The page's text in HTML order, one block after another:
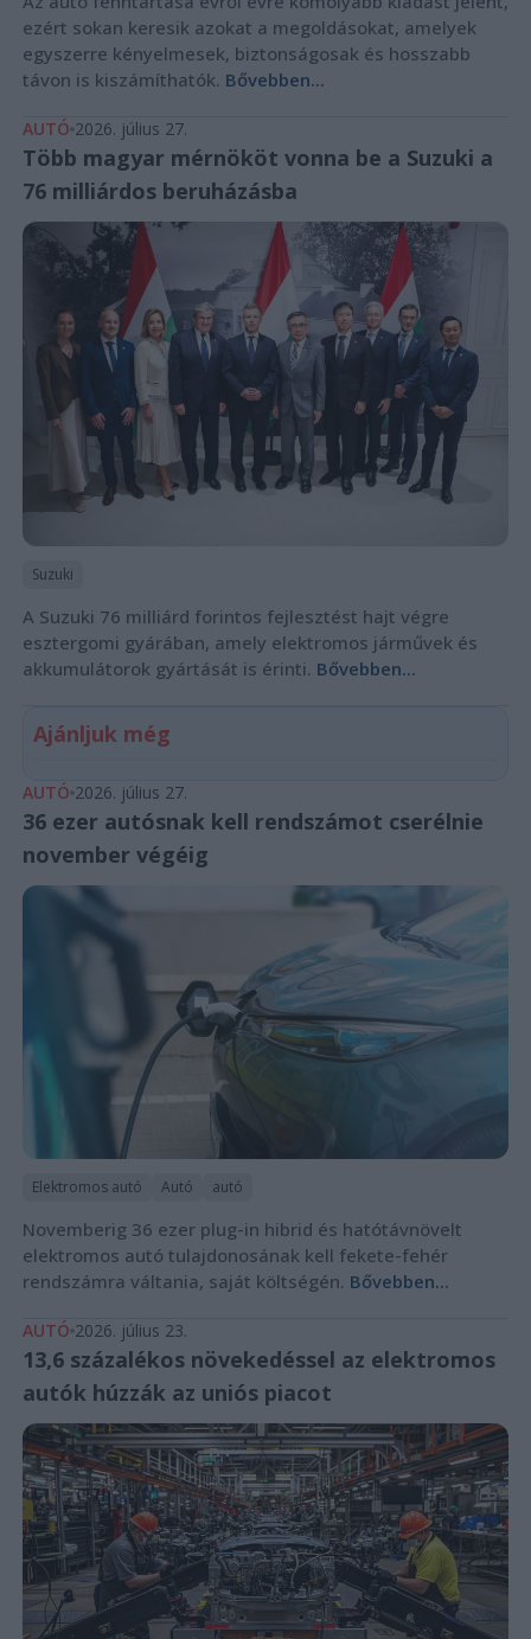
ezért sokan keresik azokat a megoldásokat, amelyek
egyszerre kényelmesek, biztonságosak és hosszabb
távon is kiszámíthatók. Bővebben...
AUTÓ 2026. július 27.
Több magyar mérnököt vonna be a Suzuki a
76 milliárdos beruházásba
Suzuki
A Suzuki 76 milliárd forintos fejlesztést hajt végre
esztergomi gyárában, amely elektromos járművek és
akkumulátorok gyártását is érinti. Bővebben...
Ajánljuk még
AUTÓ 2026. július 27.
36 ezer autósnak kell rendszámot cserélnie
november végéig
Elektromos autó Autó autó
Novemberig 36 ezer plug-in hibrid és hatótávnövelt
elektromos autó tulajdonosának kell fekete-fehér
rendszámra váltania, saját költségén. Bővebben...
AUTÓ 2026. július 23.
13,6 százalékos növekedéssel az elektromos
autók húzzák az uniós piacot